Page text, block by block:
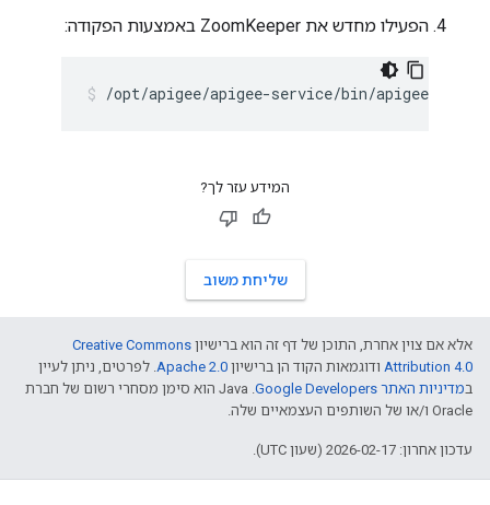
הפעילו מחדש את ZoomKeeper באמצעות הפקודה:
/opt/apigee/apigee-service/bin/apigee-
המידע עזר לך?
שליחת משוב
אלא אם צוין אחרת, התוכן של דף זה הוא ברישיון Creative Commons
Attribution 4.0 ודוגמאות הקוד הן ברישיון Apache 2.0. לפרטים, ניתן לעיין
במדיניות האתר Google Developers‏
.‏ Java הוא סימן מסחרי רשום של חברת
Oracle ו/או של השותפים העצמאיים שלה.
עדכון אחרון: 2026-02-17 (שעון UTC).